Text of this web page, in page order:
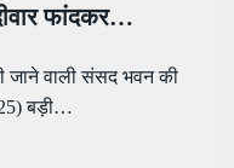
फांदकर…
जाने वाली संसद भवन की
बड़ी…